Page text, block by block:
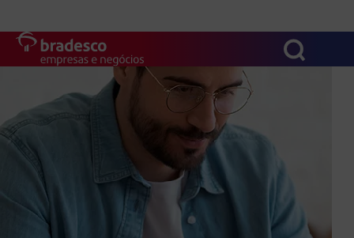
Benefícios e ofertas
Conheça os cartões
Portal cartões PJ
Acessibilidade SUAS BUSCAS RECENTES